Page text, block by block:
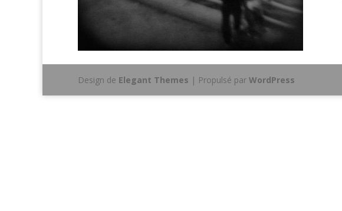
Design de Elegant Themes | Propulsé par WordPress